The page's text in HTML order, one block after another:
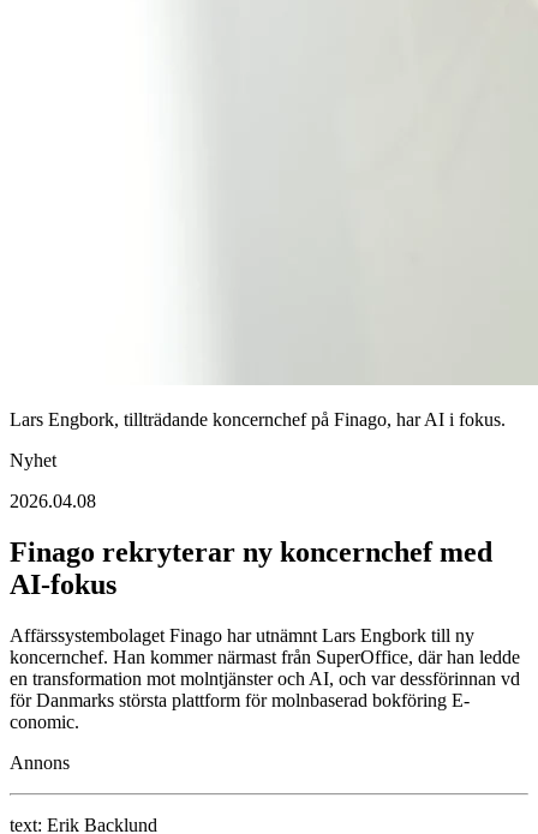
Lars Engbork, tillträdande koncernchef på Finago, har AI i fokus.
Nyhet
2026.04.08
Finago rekryterar ny koncernchef med
AI-fokus
Affärssystembolaget Finago har utnämnt Lars Engbork till ny
koncernchef. Han kommer närmast från SuperOffice, där han ledde
en transformation mot molntjänster och AI, och var dessförinnan vd
för Danmarks största plattform för molnbaserad bokföring E-
conomic.
Annons
text: Erik Backlund